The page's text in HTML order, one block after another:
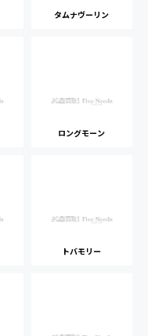
タムナヴーリン
ロングモーン
トバモリー